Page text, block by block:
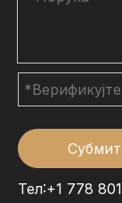
Субмит
Тел:+1 778